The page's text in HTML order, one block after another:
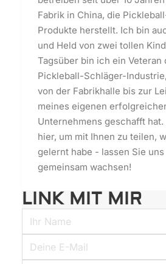
Fabrik in China, die
Produkte herstellt. Ich bin
und Held von zwei tollen
Tagsüber bin ich ein Veteran
Pickleball-Schläger-
von der Fabrikhalle bis zur
meines eigenen
Unternehmens geschafft hat.
hier, um mit Ihnen zu teilen,
gelernt habe - lassen Sie uns
gemeinsam wachsen!
LINK MIT MIR